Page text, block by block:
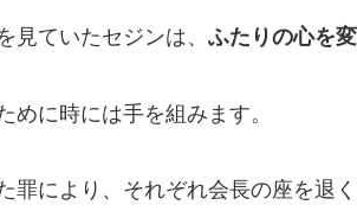
見ていたセジンは、 ふたりの心を
に時には手を組みます。
により、それぞれ会長の座を退く